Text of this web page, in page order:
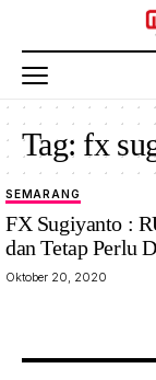
Tag: fx
SEMARANG
FX Sugiyanto :
dan Tetap Perlu
Oktober 20, 2020